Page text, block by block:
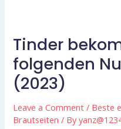
Tinder
folgenden
(2023)
Leave a Comment / Beste
Brautseiten / By
Tinder
bekommt
man
Bilder
folgenden
Nutzern